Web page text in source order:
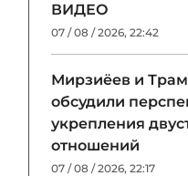
ВИДЕО
07 / 08 / 2026, 22:42
Мирзиёев и
обсудили
укрепления
отношений
07 / 08 / 2026, 22:17